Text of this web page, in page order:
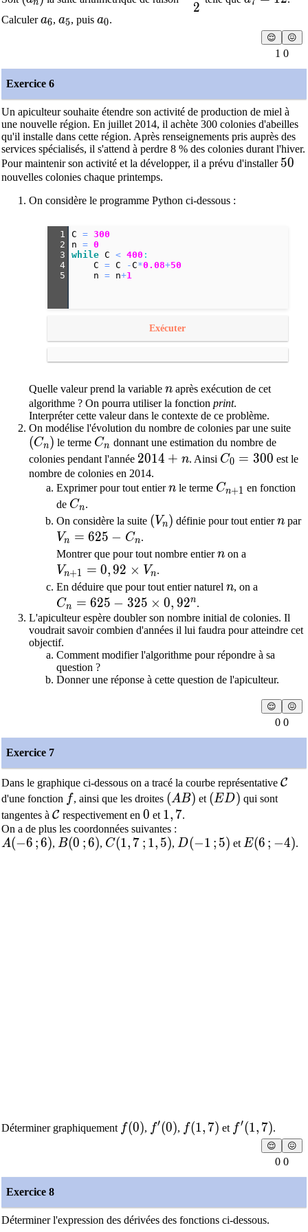
n 2
Calculera_6
a6, a_5
a5, puis a_{0}
a0.
😌 😖
1 0
Exercice 6
Un apiculteur souhaite étendre son activité de production de miel à
une nouvelle région. En juillet 2014, il achète 300 colonies d'abeilles
qu'il installe dans cette région. Après renseignements pris auprès des
services spécialisés, il s'attend à perdre 8 % des colonies durant l'hiver.
Pour maintenir son activité et la développer, il a prévu d'installer 50
50
nouvelles colonies chaque printemps.
On considère le programme Python ci-dessous :
1 C = 300
2
n = 0
3
while C < 400 :
4
C = C -C*0.08+50
5
n = n+1
Exécuter
Quelle valeur prend la variable n
n après exécution de cet
algorithme ? On pourra utiliser la fonction print.
Interpréter cette valeur dans le contexte de ce problème.
On modélise l'évolution du nombre de colonies par une suite
\left(C_n\right)
(Cn) le terme C_n
Cn donnant une estimation du nombre de
colonies pendant l'année 2014 + n
2014 + n. Ainsi C_0 = 300
C0 = 300 est le
nombre de colonies en 2014.
Exprimer pour tout entiern
n le terme C_{n+1}
Cn+1 en fonction
de C_n
Cn.
On considère la suite \left(V_n\right)
(Vn) définie pour tout entiern
n par
V_n = 625 - C_n
Vn = 625 − Cn.
Montrer que pour tout nombre entiern
n on a
V_{n+1} = 0,92 \times V_n
Vn+1 = 0,92 × Vn.
En déduire que pour tout entier naturel n
n, on a
C_n = 625 - 325 \times 0,92^n
Cn = 625 − 325 × 0, 92n.
L'apiculteur espère doubler son nombre initial de colonies. Il
voudrait savoir combien d'années il lui faudra pour atteindre cet
objectif.
Comment modifier l'algorithme pour répondre à sa
question ?
Donner une réponse à cette question de l'apiculteur.
😌 😖
0 0
Exercice 7
Dans le graphique ci-dessous on a tracé la courbe représentative C
d'une fonction ff, ainsi que les droites (AB)
(AB) et (ED)
(ED) qui sont
tangentes à \mathcal{C}
C respectivement en0
0 et 1,7
1, 7.
On a de plus les coordonnées suivantes :
A(-6\,;6)
A(−6 ; 6), B(0\,;6)
B(0 ;6), C(1,7\,;1,5)
C(1, 7 ; 1, 5), D(-1\,;5)
D(−1 ; 5) et E(6\,;-4)
E(6 ; −4).
Déterminer graphiquement f(0)
f(0), f'(0)
f′(0), f(1,7)
f(1, 7) et f'(1,7)
f′(1, 7).
😌 😖
0 0
Exercice 8
Déterminer l'expression des dérivées des fonctions ci-dessous.